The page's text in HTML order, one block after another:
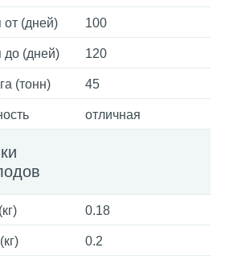
от (дней) 100
до (дней) 120
(тонн) 45
отличная
0.18
0.2